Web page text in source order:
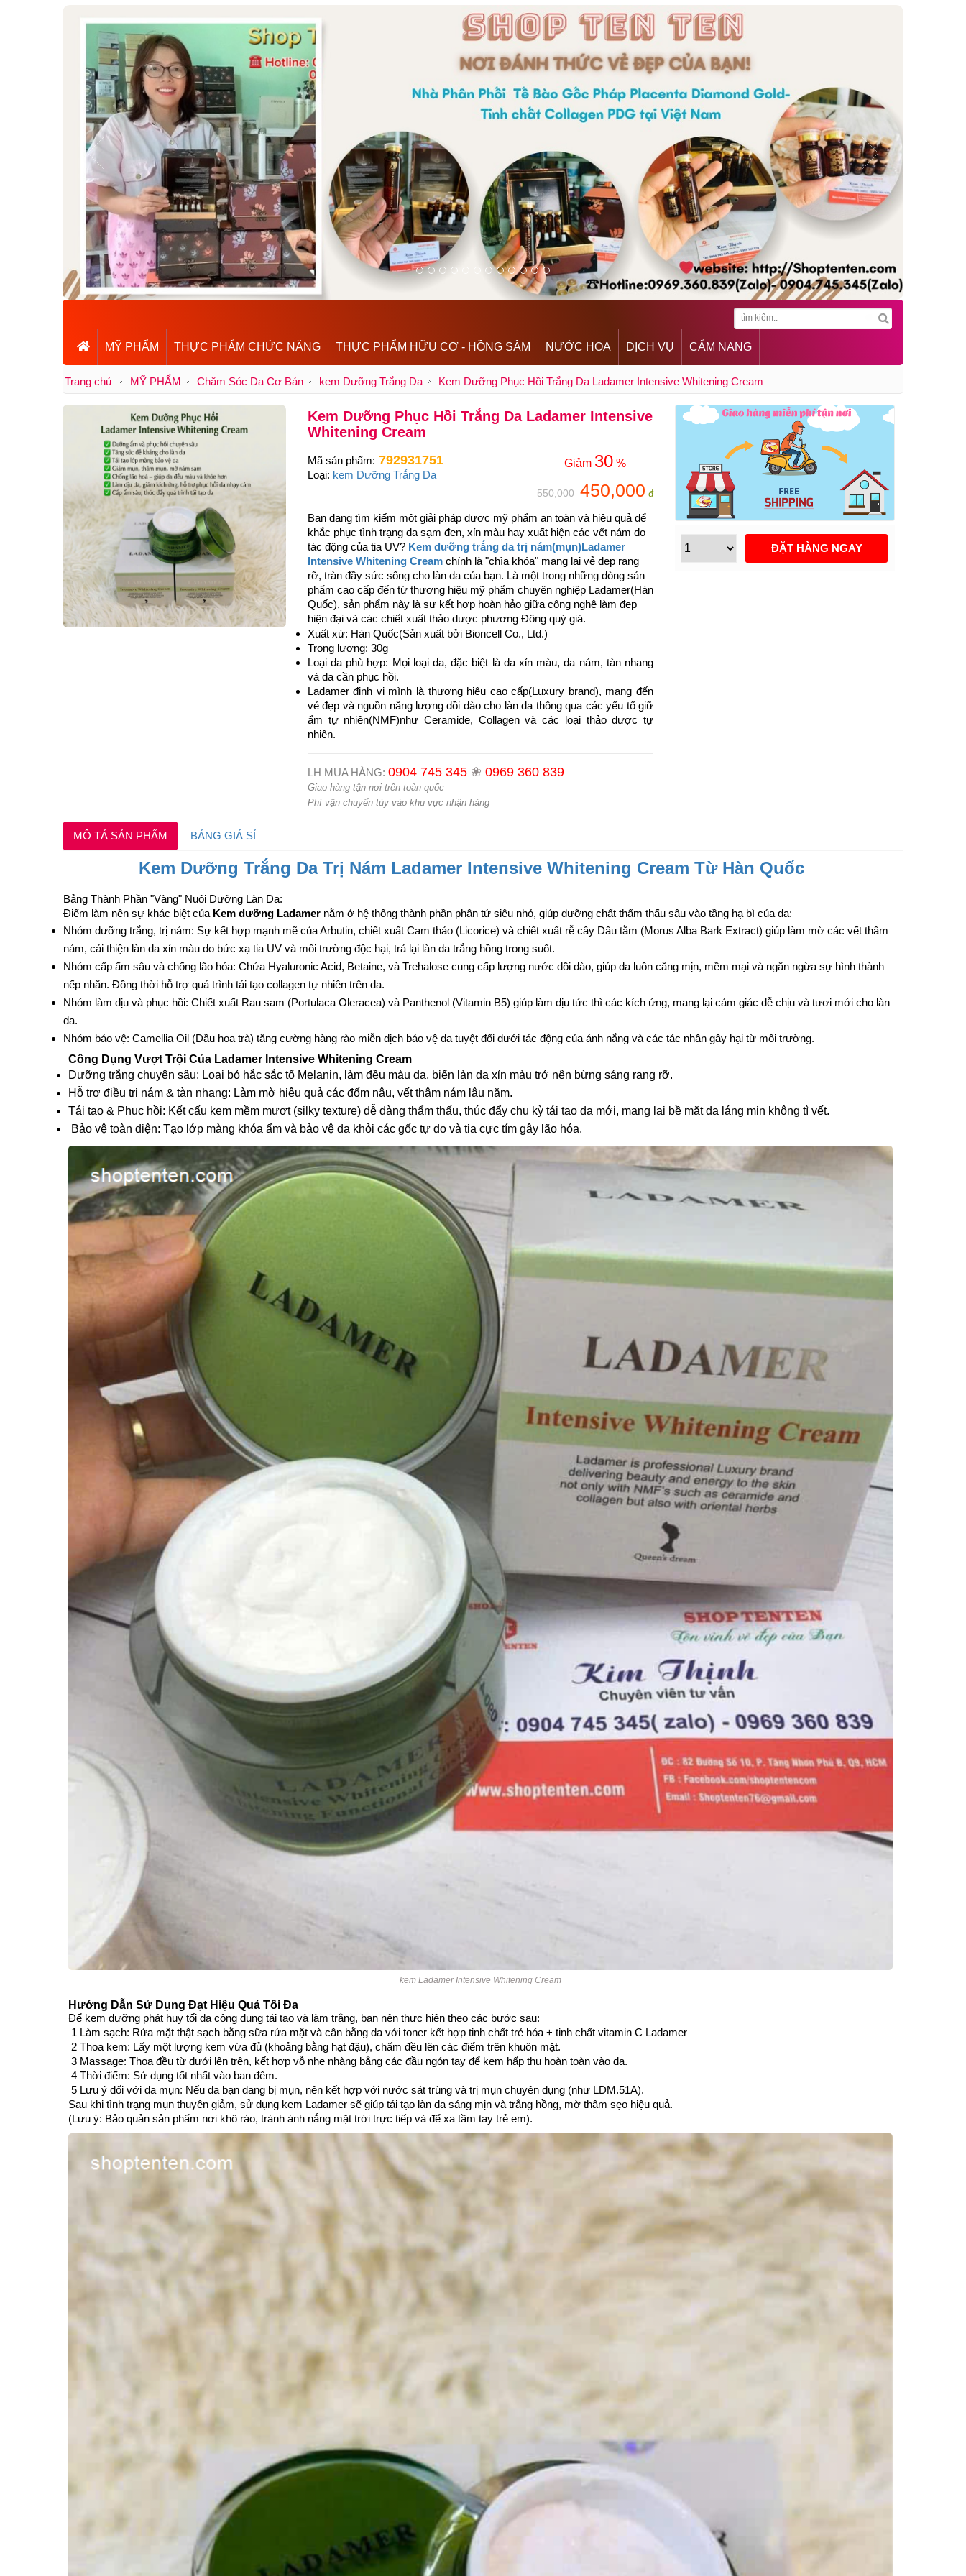
MỸ PHẨM THỰC PHẨM CHỨC NĂNG THỰC PHẨM HỮU CƠ - HỒNG SÂM NƯỚC HOA DỊCH VỤ CẨM NANG
Trang chủ MỸ PHẨM Chăm Sóc Da Cơ Bản kem Dưỡng Trắng Da Kem Dưỡng Phục Hồi Trắng Da Ladamer Intensive Whitening Cream
Kem Dưỡng Phục Hồi Trắng Da Ladamer Intensive
Whitening Cream
Giảm 30%
550,000 450,000 đ
Mã sản phẩm: 792931751
Loại: kem Dưỡng Trắng Da
Bạn đang tìm kiếm một giải pháp dược mỹ phẩm an toàn và hiệu quả để
khắc phục tình trạng da sạm đen, xỉn màu hay xuất hiện các vết nám do
tác động của tia UV? Kem dưỡng trắng da trị nám(mụn)Ladamer
Intensive Whitening Cream chính là "chìa khóa" mang lại vẻ đẹp rạng
rỡ, tràn đầy sức sống cho làn da của bạn. Là một trong những dòng sản
phẩm cao cấp đến từ thương hiệu mỹ phẩm chuyên nghiệp Ladamer(Hàn
Quốc), sản phẩm này là sự kết hợp hoàn hảo giữa công nghệ làm đẹp
hiện đại và các chiết xuất thảo dược phương Đông quý giá.
Xuất xứ: Hàn Quốc(Sản xuất bởi Bioncell Co., Ltd.)
Trọng lượng: 30g
Loại da phù hợp: Mọi loại da, đặc biệt là da xỉn màu, da nám, tàn nhang
và da cần phục hồi.
Ladamer định vị mình là thương hiệu cao cấp(Luxury brand), mang đến
vẻ đẹp và nguồn năng lượng dồi dào cho làn da thông qua các yếu tố giữ
ẩm tự nhiên(NMF)như Ceramide, Collagen và các loại thảo dược tự
nhiên.
LH MUA HÀNG: 0904 745 345❀ 0969 360 839
Giao hàng tận nơi trên toàn quốc
Phí vận chuyển tùy vào khu vực nhận hàng
MÔ TẢ SẢN PHẨM BẢNG GIÁ SỈ
Kem Dưỡng Trắng Da Trị Nám Ladamer Intensive Whitening Cream Từ Hàn Quốc
Bảng Thành Phần "Vàng" Nuôi Dưỡng Làn Da:
Điểm làm nên sự khác biệt của Kem dưỡng Ladamer nằm ở hệ thống thành phần phân tử siêu nhỏ, giúp dưỡng chất thẩm thấu sâu vào tầng hạ bì của da:
Nhóm dưỡng trắng, trị nám: Sự kết hợp mạnh mẽ của Arbutin, chiết xuất Cam thảo (Licorice) và chiết xuất rễ cây Dâu tằm (Morus Alba Bark Extract) giúp làm mờ các vết thâm
nám, cải thiện làn da xỉn màu do bức xạ tia UV và môi trường độc hại, trả lại làn da trắng hồng trong suốt.
Nhóm cấp ẩm sâu và chống lão hóa: Chứa Hyaluronic Acid, Betaine, và Trehalose cung cấp lượng nước dồi dào, giúp da luôn căng mịn, mềm mại và ngăn ngừa sự hình thành
nếp nhăn. Đồng thời hỗ trợ quá trình tái tạo collagen tự nhiên trên da.
Nhóm làm dịu và phục hồi: Chiết xuất Rau sam (Portulaca Oleracea) và Panthenol (Vitamin B5) giúp làm dịu tức thì các kích ứng, mang lại cảm giác dễ chịu và tươi mới cho làn
da.
Nhóm bảo vệ: Camellia Oil (Dầu hoa trà) tăng cường hàng rào miễn dịch bảo vệ da tuyệt đối dưới tác động của ánh nắng và các tác nhân gây hại từ môi trường.
Công Dụng Vượt Trội Của Ladamer Intensive Whitening Cream
Dưỡng trắng chuyên sâu: Loại bỏ hắc sắc tố Melanin, làm đều màu da, biến làn da xỉn màu trở nên bừng sáng rạng rỡ.
Hỗ trợ điều trị nám & tàn nhang: Làm mờ hiệu quả các đốm nâu, vết thâm nám lâu năm.
Tái tạo & Phục hồi: Kết cấu kem mềm mượt (silky texture) dễ dàng thẩm thấu, thúc đẩy chu kỳ tái tạo da mới, mang lại bề mặt da láng mịn không tì vết.
Bảo vệ toàn diện: Tạo lớp màng khóa ẩm và bảo vệ da khỏi các gốc tự do và tia cực tím gây lão hóa.
kem Ladamer Intensive Whitening Cream
Hướng Dẫn Sử Dụng Đạt Hiệu Quả Tối Đa
Để kem dưỡng phát huy tối đa công dụng tái tạo và làm trắng, bạn nên thực hiện theo các bước sau:
1 Làm sạch: Rửa mặt thật sạch bằng sữa rửa mặt và cân bằng da với toner kết hợp tinh chất trẻ hóa + tinh chất vitamin C Ladamer
2 Thoa kem: Lấy một lượng kem vừa đủ (khoảng bằng hạt đậu), chấm đều lên các điểm trên khuôn mặt.
3 Massage: Thoa đều từ dưới lên trên, kết hợp vỗ nhẹ nhàng bằng các đầu ngón tay để kem hấp thụ hoàn toàn vào da.
4 Thời điểm: Sử dụng tốt nhất vào ban đêm.
5 Lưu ý đối với da mụn: Nếu da bạn đang bị mụn, nên kết hợp với nước sát trùng và trị mụn chuyên dụng (như LDM.51A).
Sau khi tình trạng mụn thuyên giảm, sử dụng kem Ladamer sẽ giúp tái tạo làn da sáng mịn và trắng hồng, mờ thâm sẹo hiệu quả.
(Lưu ý: Bảo quản sản phẩm nơi khô ráo, tránh ánh nắng mặt trời trực tiếp và để xa tầm tay trẻ em).